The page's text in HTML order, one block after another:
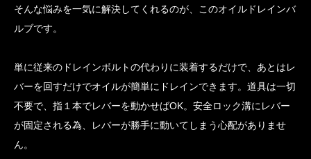
そんな悩みを一気に解決してくれるのが、このオイルドレインバ
ルブです。
単に従来のドレインボルトの代わりに装着するだけで、あとはレ
バーを回すだけでオイルが簡単にドレインできます。道具は一切
不要で、指１本でレバーを動かせばOK。安全ロック溝にレバー
が固定される為、レバーが勝手に動いてしまう心配がありませ
ん。